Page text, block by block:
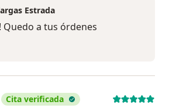
Estrada
Quedo a tus órdenes
Cita verificada